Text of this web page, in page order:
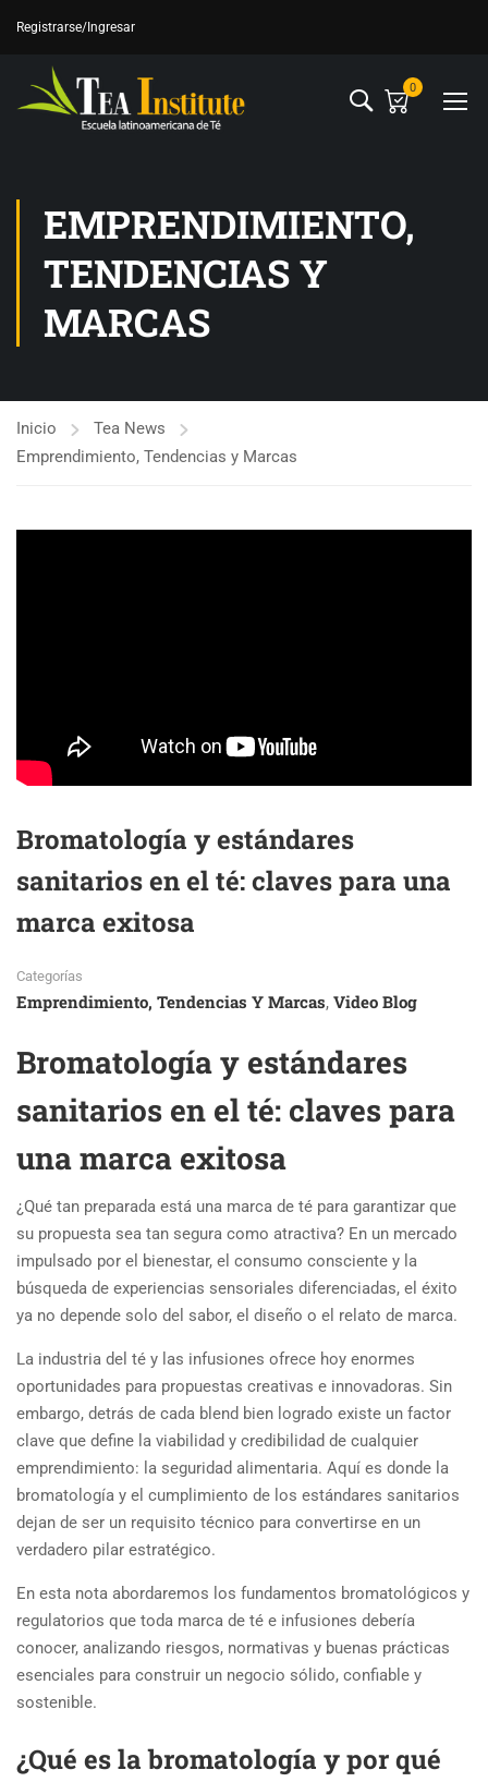
Registrarse/Ingresar
0
EMPRENDIMIENTO,
TENDENCIAS Y
MARCAS
Inicio
Tea News
Emprendimiento, Tendencias y Marcas
Bromatología y estándares
sanitarios en el té: claves para una
marca exitosa
Categorías
Emprendimiento, Tendencias Y Marcas, Video Blog
Bromatología y estándares
sanitarios en el té: claves para
una marca exitosa
¿Qué tan preparada está una marca de té para garantizar que
su propuesta sea tan segura como atractiva? En un mercado
impulsado por el bienestar, el consumo consciente y la
búsqueda de experiencias sensoriales diferenciadas, el éxito
ya no depende solo del sabor, el diseño o el relato de marca.
La industria del té y las infusiones ofrece hoy enormes
oportunidades para propuestas creativas e innovadoras. Sin
embargo, detrás de cada blend bien logrado existe un factor
clave que define la viabilidad y credibilidad de cualquier
emprendimiento: la seguridad alimentaria. Aquí es donde la
bromatología y el cumplimiento de los estándares sanitarios
dejan de ser un requisito técnico para convertirse en un
verdadero pilar estratégico.
En esta nota abordaremos los fundamentos bromatológicos y
regulatorios que toda marca de té e infusiones debería
conocer, analizando riesgos, normativas y buenas prácticas
esenciales para construir un negocio sólido, confiable y
sostenible.
¿Qué es la bromatología y por qué